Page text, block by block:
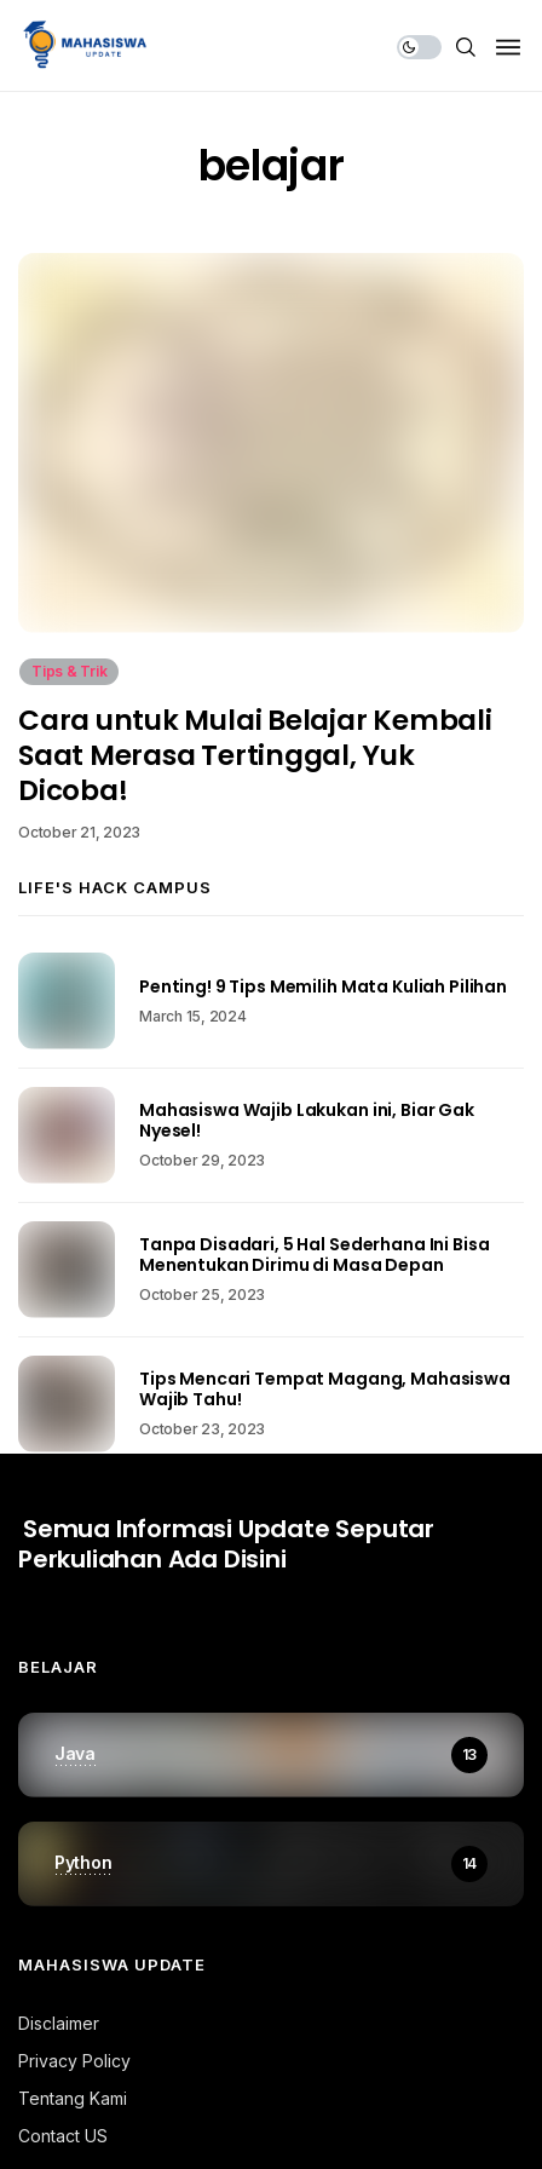
belajar
Tips & Trik
Cara untuk Mulai Belajar Kembali
Saat Merasa Tertinggal, Yuk
Dicoba!
October 21, 2023
LIFE'S HACK CAMPUS
Penting! 9 Tips Memilih Mata Kuliah Pilihan
March 15, 2024
Mahasiswa Wajib Lakukan ini, Biar Gak
Nyesel!
October 29, 2023
Tanpa Disadari, 5 Hal Sederhana Ini Bisa
Menentukan Dirimu di Masa Depan
October 25, 2023
Tips Mencari Tempat Magang, Mahasiswa
Wajib Tahu!
October 23, 2023
Semua Informasi Update Seputar
Perkuliahan Ada Disini
BELAJAR
Java 13
Python 14
MAHASISWA UPDATE
Disclaimer
Privacy Policy
Tentang Kami
Contact US